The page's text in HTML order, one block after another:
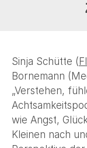
Sinja Schütte (
Bornemann
„Verstehen,
wie Angst,
Kleinen nach